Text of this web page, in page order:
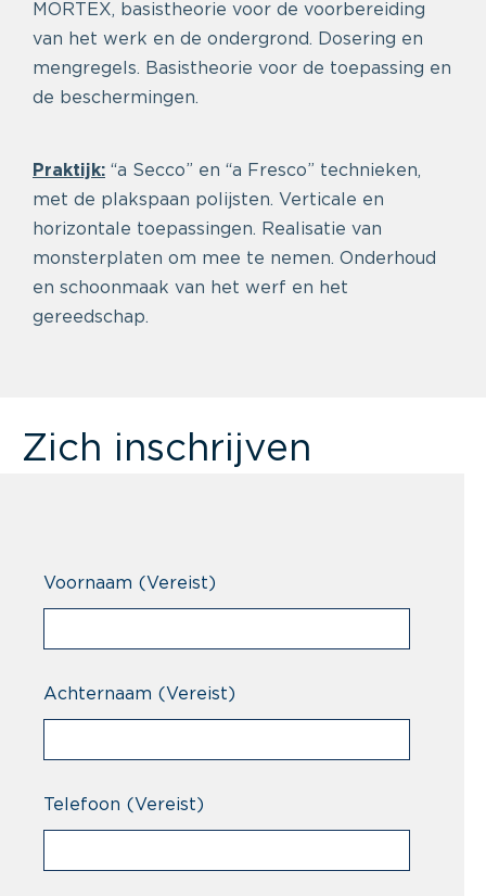
MORTEX, basistheorie voor de voorbereiding
van het werk en de ondergrond. Dosering en
mengregels. Basistheorie voor de toepassing en
de beschermingen.
Praktijk: “a Secco” en “a Fresco” technieken,
met de plakspaan polijsten. Verticale en
horizontale toepassingen. Realisatie van
monsterplaten om mee te nemen. Onderhoud
en schoonmaak van het werf en het
gereedschap.
Zich inschrijven
Voornaam (Vereist)
Achternaam (Vereist)
Telefoon (Vereist)